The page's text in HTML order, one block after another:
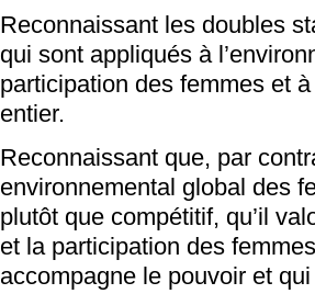
Reconnaissant les doubles
qui sont appliqués à
participation des femmes et
entier.
Reconnaissant que, par
environnemental global des
plutôt que compétitif, qu’il
et la participation des
accompagne le pouvoir et